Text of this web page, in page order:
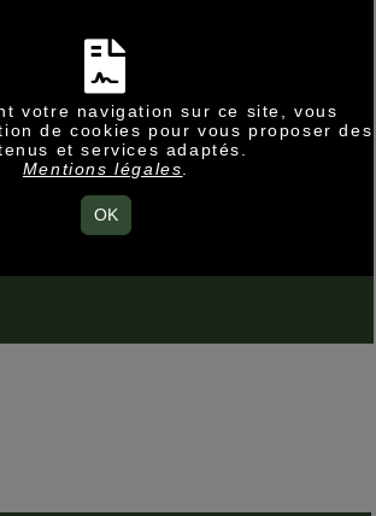
votre navigation sur ce site, vous
de cookies pour vous proposer des
et services adaptés.
Mentions légales
OK